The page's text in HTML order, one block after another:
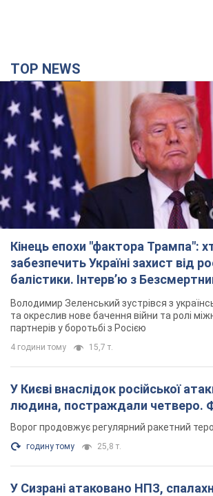
TOP NEWS
Кінець епохи "фактора Трампа":
забезпечить Україні захист від
балістики. Інтерв’ю з
Володимир Зеленський зустрівся з
та окреслив нове бачення війни та ролі
партнерів у боротьбі з Росією
4 години тому 15,7 т.
У Києві внаслідок російської
людина, постраждали четверо.
Ворог продовжує регулярний ракетний
годину тому 25,8 т.
У Сизрані атаковано НПЗ,